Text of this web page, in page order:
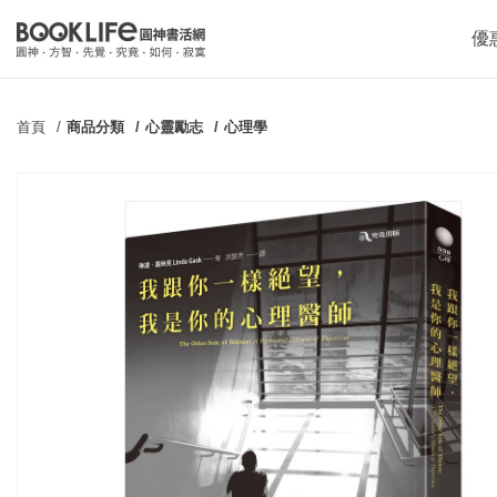
優
首頁 商品分類 心靈勵志 心理學